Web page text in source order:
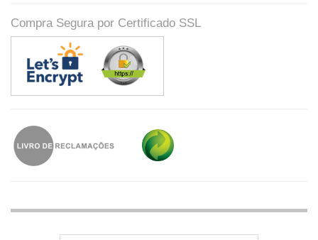
Compra Segura por Certificado SSL